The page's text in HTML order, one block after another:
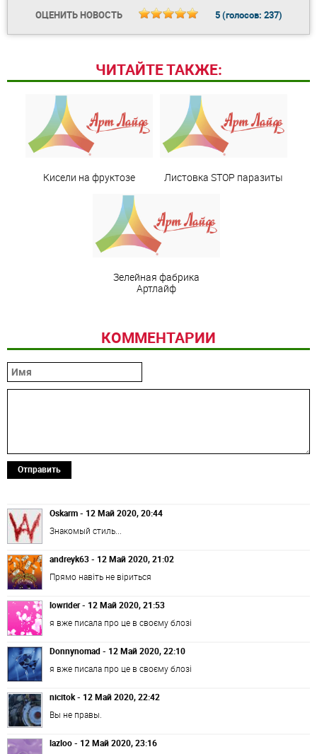
ОЦЕНИТЬ НОВОСТЬ 5(голосов: 237)
ЧИТАЙТЕ ТАКЖЕ:
Кисели на фруктозе Листовка STOP паразиты
Зелейная фабрика
Артлайф
КОММЕНТАРИИ
Отправить
Oskarm - 12 Май 2020, 20:44
Знакомый стиль...
andreyk63 - 12 Май 2020, 21:02
Прямо навіть не віриться
lowrider - 12 Май 2020, 21:53
я вже писала про це в своєму блозі
Donnynomad - 12 Май 2020, 22:10
я вже писала про це в своєму блозі
nicitok - 12 Май 2020, 22:42
Вы не правы.
lazloo - 12 Май 2020, 23:16